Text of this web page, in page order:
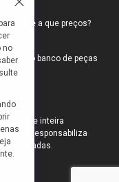
e a que preços?
o banco de peças
são de inteira
não se responsabiliza
no